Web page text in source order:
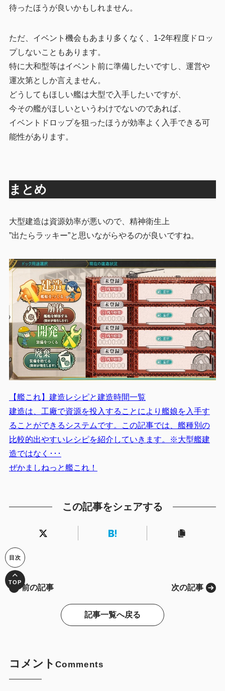
待ったほうが良いかもしれません。
ただ、イベント機会もあまり多くなく、1-2年程度ドロッ
プしないこともあります。
特に大和型等はイベント前に準備したいですし、運営や
運次第としか言えません。
どうしてもほしい艦は大型で入手したいですが、
今その艦がほしいというわけでないのであれば、
イベントドロップを狙ったほうが効率よく入手できる可
能性があります。
まとめ
大型建造は資源効率が悪いので、精神衛生上
”出たらラッキー”と思いながらやるのが良いですね。
【艦これ】建造レシピと建造時間一覧
建造は、工廠で資源を投入することにより艦娘を入手す
ることができるシステムです。この記事では、艦種別の
比較的出やすいレシピを紹介していきます。※大型艦建
造ではなく･･･
ぜかましねっと艦これ！
この記事をシェアする
前の記事
記事一覧へ戻る
次の記事
コメント Comments